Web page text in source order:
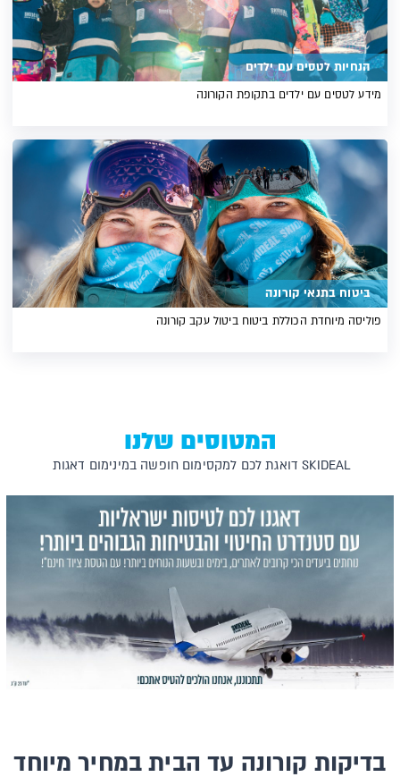
הנחיות לטסים עם ילדים
מידע לטסים עם ילדים בתקופת הקורונה
ביטוח בתנאי קורונה
פוליסה מיוחדת הכוללת ביטוח ביטול עקב קורונה
המטוסים שלנו
SKIDEAL דואגת לכם למקסימום חופשה במינימום דאגות
בדיקות קורונה עד הבית במחיר מיוחד